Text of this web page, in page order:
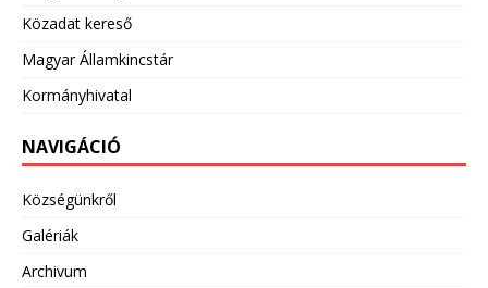
Közadat kereső
Magyar Államkincstár
Kormányhivatal
NAVIGÁCIÓ
Községünkről
Galériák
Archivum